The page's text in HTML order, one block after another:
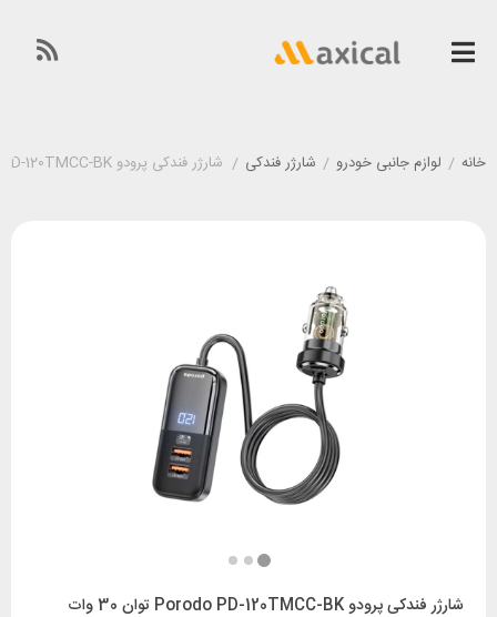
خانه / لوازم جانبی خودرو / شارژر فندکی / شارژر فندکی پرودو Porodo PD-120TMCC-BK توان 30 وات
شارژر فندکی پرودو Porodo PD-120TMCC-BK توان 30 وات